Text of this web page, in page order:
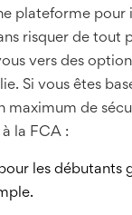
plateforme pour
risquer de tout
vers des
Si vous êtes
maximum de
la FCA :
les débutants